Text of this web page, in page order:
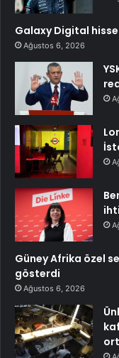
Galaxy Digital
Ağustos 6, 2026
Güney Afrika özel
gösterdi
Ağustos 6, 2026